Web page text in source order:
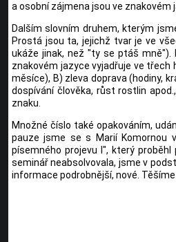
a osobní zájmena jsou ve znakovém
Dalším slovním druhem, kterým
Prostá jsou ta, jejichž tvar je ve
ukáže jinak, než "ty se ptáš mně").
znakovém jazyce vyjadřuje ve třech
měsíce), B) zleva doprava (hodiny,
dospívání člověka, růst rostlin
znaku.
Množné číslo také opakováním,
pauze jsme se s Marií Komornou
písemného projevu l", který
seminář neabsolvovala, jsme v
informace podrobnější, nové.